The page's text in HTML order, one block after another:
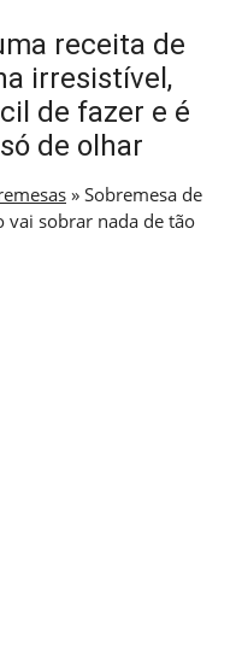
receita de
irresistível,
de fazer e é
de olhar
» Sobremesa de
vai sobrar nada de tão